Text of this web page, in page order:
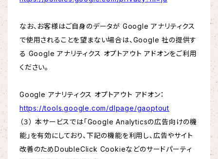
なお、お客様はご自身のデータが Google アナリティクス
で使用されることを望まない場合は、Google 社の提供す
る Google アナリティクス オプトアウト アドオンをご利用
ください。
Google アナリティクス オプトアウト アドオン：
https://tools.google.com/dlpage/gaoptout
（３） 本サービスでは「Google Analyticsの広告向けの機
能」を有効にしており、下記の機能を利用し、広告やサイト
改善のためDoubleClick Cookieなどのサードパーティ